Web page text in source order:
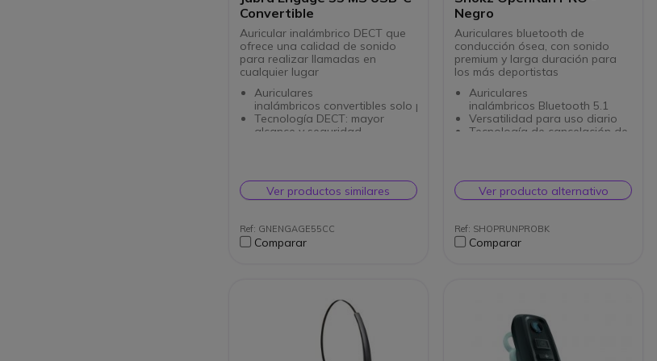
Convertible
Auricular inalámbrico DECT que
ofrece una calidad de sonido
para realizar llamadas en
cualquier lugar
Auriculares
inalámbricos convertibles solo para PC
Tecnología DECT: mayor
alcance y seguridad
SafeTone 2.0
Autonomía 9 horas
Ver productos similares
Ref: GNENGAGE55CC
Comparar
Negro
Auriculares bluetooth de
conducción ósea, con sonido
premium y larga duración para
los más deportistas
Auriculares
inalámbricos Bluetooth 5.1
Versatilidad para uso diario
Tecnología de cancelación de
emparejamiento simultáneo en
2 dispositivos
Resistente a la lluvia, sudor y
polvo (certificado IP55)
Ver producto alternativo
Ref: SHOPRUNPROBK
Comparar